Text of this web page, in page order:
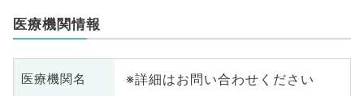
医療機関情報
医療機関名 ※詳細はお問い合わせください